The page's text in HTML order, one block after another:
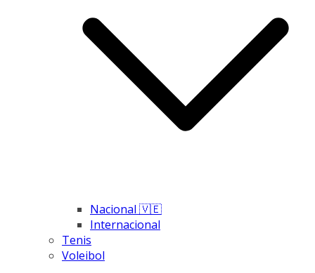
Nacional 🇻🇪
Internacional
Tenis
Voleibol